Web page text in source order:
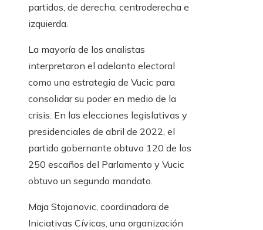
partidos, de derecha, centroderecha e
izquierda.
La mayoría de los analistas
interpretaron el adelanto electoral
como una estrategia de Vucic para
consolidar su poder en medio de la
crisis. En las elecciones legislativas y
presidenciales de abril de 2022, el
partido gobernante obtuvo 120 de los
250 escaños del Parlamento y Vucic
obtuvo un segundo mandato.
Maja Stojanovic, coordinadora de
Iniciativas Cívicas, una organización